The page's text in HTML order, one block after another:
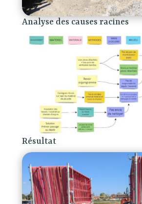
Analyse des causes racines
Résultat